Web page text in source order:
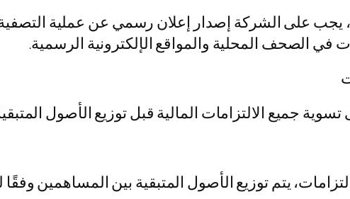
يجب على الشركة إصدار إعلان رسمي عن عملية
في الصحف المحلية والمواقع الإلكترونية الرسمية.
جميع الالتزامات المالية قبل توزيع الأصول
يتم توزيع الأصول المتبقية بين المساهمين